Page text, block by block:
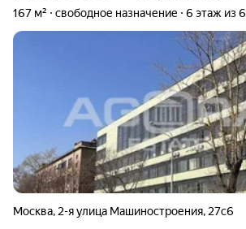
167 м² свободное назначение 6 этаж из 6
Москва, 2-я улица Машиностроения, 27с6